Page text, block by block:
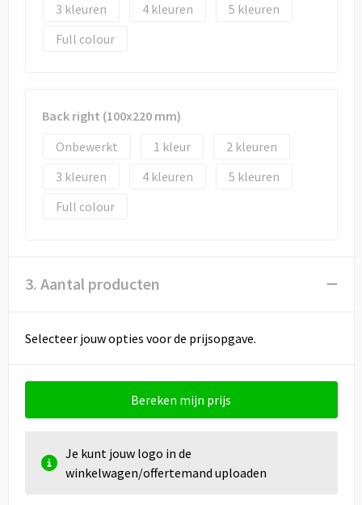
3
4
5
Full colour
Back right (100x220 mm)
Onbewerkt
1
2
3
4
5
Full colour
3. Aantal producten
Selecteer jouw opties voor de prijsopgave.
Bereken mijn prijs
Je kunt jouw logo in de
winkelwagen/offertemand uploaden